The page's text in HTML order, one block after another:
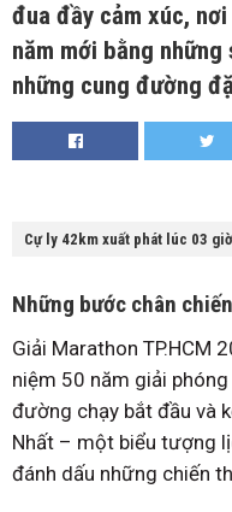
đua đầy cảm xúc,
năm mới bằng
những cung đường
Cự ly 42km xuất phát lúc 03
Những bước chân
Giải Marathon TP.HCM
niệm 50 năm giải
đường chạy bắt đầu và
Nhất – một biểu tượng
đánh dấu những chiến